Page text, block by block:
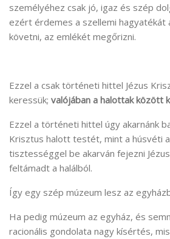
személyéhez csak jó, igaz és szép
ezért érdemes a szellemi hagyatékát
követni, az emlékét megőrizni.
Ezzel a csak történeti hittel Jézus
keressük; valójában a halottak között
Ezzel a történeti hittel úgy akarnánk
Krisztus halott testét, mint a húsvéti
tisztességgel be akarván fejezni
feltámadt a halálból.
Így egy szép múzeum lesz az
Ha pedig múzeum az egyház, és
racionális gondolata nagy kísértés,